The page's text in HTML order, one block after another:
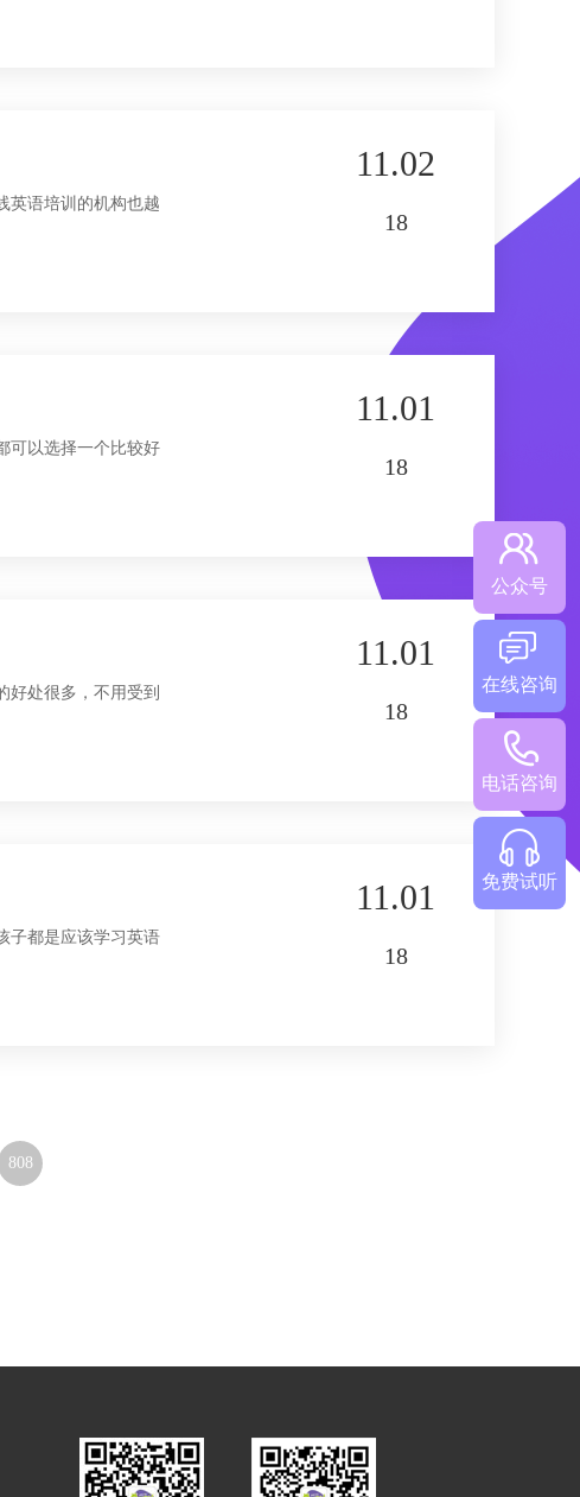
英语培训的机构也越
11.02
18
可以选择一个比较好
11.01
18
好处很多，不用受到
11.01
18
子都是应该学习英语
11.01
18
808
公众号
在线咨询
电话咨询
免费试听